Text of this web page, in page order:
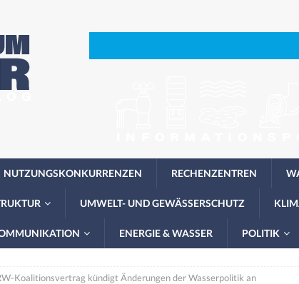
NUTZUNGSKONKURRENZEN RECHENZENTREN
UMWELT- UND GEWÄSSERSCHUTZ
ENERGIE & WASSER POLITIK
Koalitionsvertrag kündigt Änderungen der Wasserpolitik an